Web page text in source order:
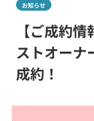
お知らせ
【ご成約
ストオーナ
成約！